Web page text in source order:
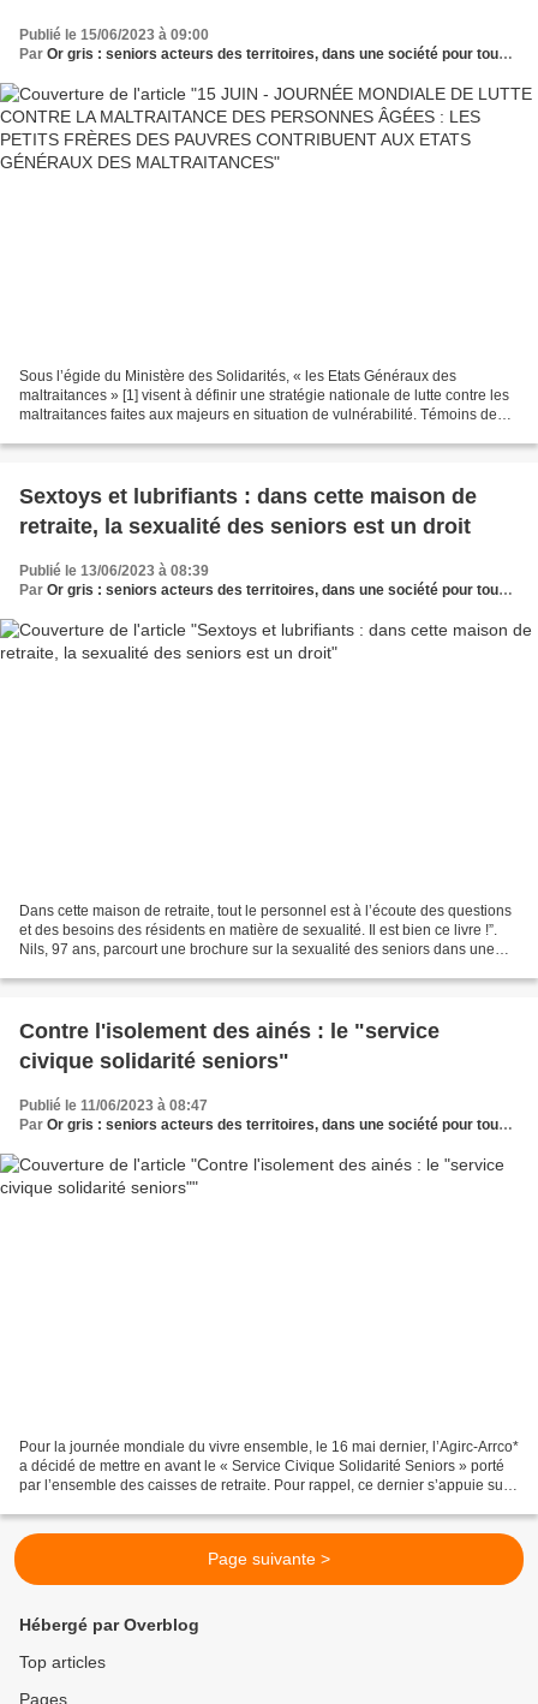
CONTRIBUENT AUX ETATS GÉNÉRAUX DES
MALTRAITANCES
Publié le 15/06/2023 à 09:00
Par Or gris : seniors acteurs des territoires, dans une société pour tous les âges
Sous l’égide du Ministère des Solidarités, « les Etats Généraux des
maltraitances » [1] visent à définir une stratégie nationale de lutte contre les
maltraitances faites aux majeurs en situation de vulnérabilité. Témoins de
Sextoys et lubrifiants : dans cette maison de
retraite, la sexualité des seniors est un droit
Publié le 13/06/2023 à 08:39
Par Or gris : seniors acteurs des territoires, dans une société pour tous les âges
Dans cette maison de retraite, tout le personnel est à l’écoute des questions
et des besoins des résidents en matière de sexualité. Il est bien ce livre !”.
Nils, 97 ans, parcourt une brochure sur la sexualité des seniors dans une
Contre l'isolement des ainés : le "service
civique solidarité seniors"
Publié le 11/06/2023 à 08:47
Par Or gris : seniors acteurs des territoires, dans une société pour tous les âges
Pour la journée mondiale du vivre ensemble, le 16 mai dernier, l’Agirc-Arrco*
a décidé de mettre en avant le « Service Civique Solidarité Seniors » porté
par l’ensemble des caisses de retraite. Pour rappel, ce dernier s’appuie sur
Page suivante >
Hébergé par Overblog
Top articles
Pages